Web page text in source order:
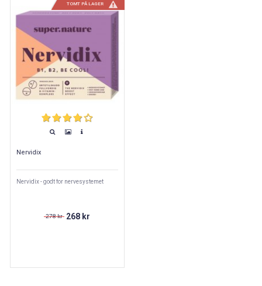
TOMT PÅ LAGER
Nervidix
Nervidix - godt for nervesystemet
278 kr 268 kr